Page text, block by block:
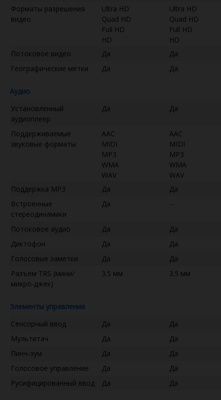
Форматы разрешения
видео
Ultra HD
Quad HD
Full HD
HD
Ultra HD
Quad HD
Full HD
HD
Потоковое видео
Да
Да
Географические метки
Да Да
Аудио
Установленный
аудиоплеер
Да Да
Поддерживаемые
звуковые форматы
AAC
MIDI
MP3
WMA
WAV
AAC
MIDI
MP3
WMA
WAV
Поддержка MP3
Да
Да
Встроенные
стереодинамики
Да --
Потоковое аудио Да
Да
Диктофон
Да
Да
Голосовые заметки
Да
Да
Разъем TRS (мини/
микро-джек)
3.5 мм 3.5 мм
Элементы управления
Сенсорный ввод
Да
Да
Мультитач
Да
Да
Пинч-зум
Да
Да
Голосовое управление
Да
Да
Русифицированный ввод
Да Да